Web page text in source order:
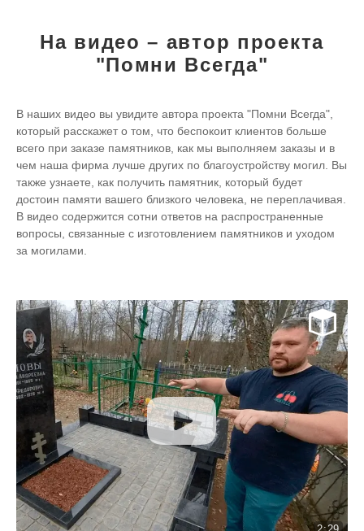
На видео – автор проекта
"Помни Всегда"
В наших видео вы увидите автора проекта "Помни Всегда",
который расскажет о том, что беспокоит клиентов больше
всего при заказе памятников, как мы выполняем заказы и в
чем наша фирма лучше других по благоустройству могил. Вы
также узнаете, как получить памятник, который будет
достоин памяти вашего близкого человека, не переплачивая.
В видео содержится сотни ответов на распространенные
вопросы, связанные с изготовлением памятников и уходом
за могилами.
2:29